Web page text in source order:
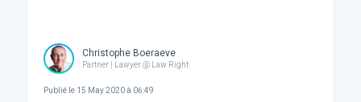
Christophe Boeraeve
Partner | Lawyer @ Law Right
Publié le15 May 2020 à 06:49